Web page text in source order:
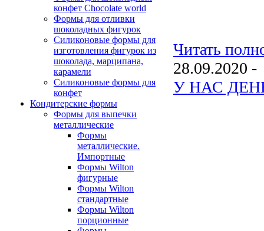
конфет Сhocolate world
Формы для отливки
шоколадных фигурок
Силиконовые формы для
изготовления фигурок из
шоколада, марципана,
карамели
Силиконовые формы для
конфет
Кондитерские формы
Формы для выпечки
металлические
Формы
металлические.
Импортные
Формы Wilton
фигурные
Формы Wilton
стандартные
Формы Wilton
порционные
Читать
28.09.2020 -
У НАС